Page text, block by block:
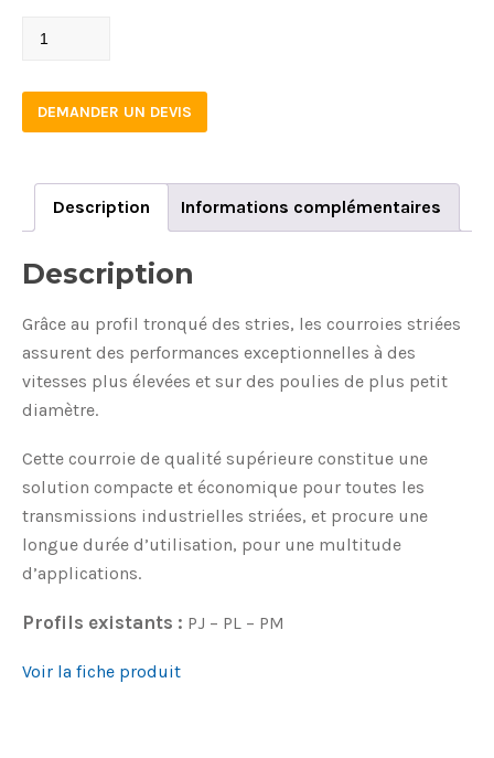
PL1715/9
DEMANDER UN DEVIS
Description Informations complémentaires
Description
Grâce au profil tronqué des stries, les courroies striées
assurent des performances exceptionnelles à des
vitesses plus élevées et sur des poulies de plus petit
diamètre.
Cette courroie de qualité supérieure constitue une
solution compacte et économique pour toutes les
transmissions industrielles striées, et procure une
longue durée d’utilisation, pour une multitude
d’applications.
Profils existants : PJ – PL – PM
Voir la fiche produit